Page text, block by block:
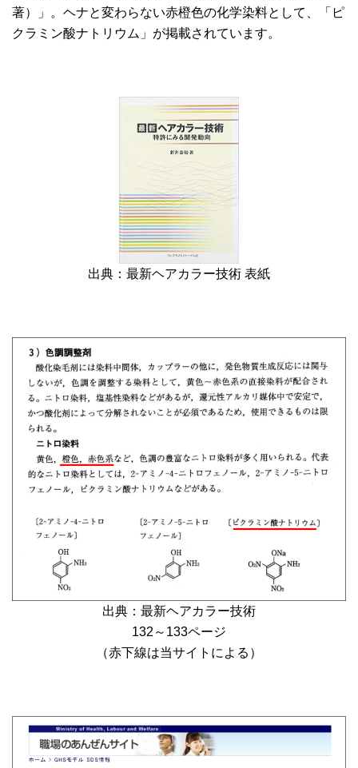
著）」。ヘナと変わらない赤橙色の化学染料として、「ピ
クラミン酸ナトリウム」が掲載されています。
出典：最新ヘアカラー技術 表紙
出典：最新ヘアカラー技術
132～133ページ
（赤下線は当サイトによる）